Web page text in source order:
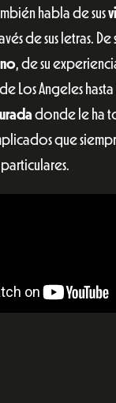
habla de sus
de sus letras.
, de su
Los Angeles
donde le ha
que
particulares.